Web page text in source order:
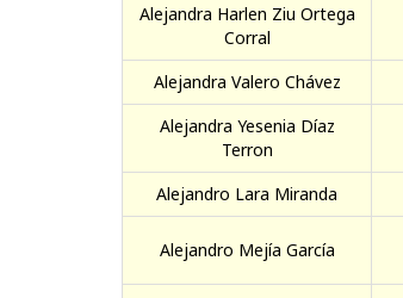
Alejandra Harlen Ziu Ortega
Corral
Alejandra Valero Chávez
Alejandra Yesenia Díaz
Terron
Alejandro Lara Miranda
Alejandro Mejía García